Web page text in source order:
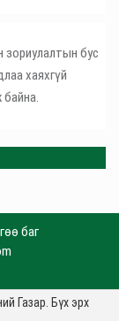
зориулалтын бус
хаяхгүй
байна.
баг
Газар. Бүх эрх